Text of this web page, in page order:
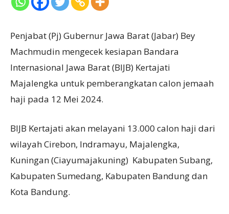
Penjabat (Pj) Gubernur Jawa Barat (Jabar) Bey
Machmudin mengecek kesiapan Bandara
Internasional Jawa Barat (BIJB) Kertajati
Majalengka untuk pemberangkatan calon jemaah
haji pada 12 Mei 2024.
BIJB Kertajati akan melayani 13.000 calon haji dari
wilayah Cirebon, Indramayu, Majalengka,
Kuningan (Ciayumajakuning) Kabupaten Subang,
Kabupaten Sumedang, Kabupaten Bandung dan
Kota Bandung.